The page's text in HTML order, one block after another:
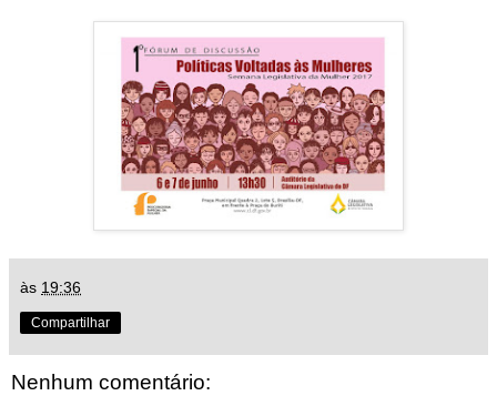
às 19:36
Compartilhar
Nenhum comentário: